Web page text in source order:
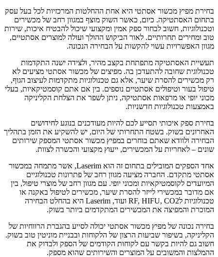
בחירת מפיץ מכשור אסתטי היא אחת ההחלטות המרכזיות לכל בעל עסק
בתחום האסתטיקה. כיום, כאשר השוק מוצף במגוון רחב של מכשירים
וטכנולוגיות, חשוב לבחור ספק אמין ומקצועי שיכול להבטיח איכות, שירות
טוב ומחירים תחרותיים. לאור הביקוש ההולך ועולה למוצרים אסתטיים,
מגוון האפשרויות עשוי להקשות על הבחירה הנכונה.
תעשיית האסתטיקה מתפתחת בקצב מהיר, ולצידה ישנה התקדמות
טכנולוגית שחובה להתעדכן בה. מפיצים של מכשור אסתטי מציעים לא
רק מכשירים להסרת שיער, אלא גם טכנולוגיות מתקדמות לעיצוב הגוף,
טיפול בעור וטיפולים אסתטיים נוספים. בין אם אתם קוסמטיקאיות, בעלי
מכוני יופי או מרפאות אסתטיקה, ניתן לשפר את הצלחת הקליניקה
באמצעות טכנולוגיות חדשניות.
בחירת ספק איכותי תסייע לכם להיות מעודכנים בנוגע לחידושים
האחרונים בשוק. בשטח התחרותי של היום, יש להשקיע את הזמן בתהליך
הבחירה ולוודא שאתם בוחרים במפיץ מכשור אסתטי המספק שירותים
שונים – לאחריות על המכשירים, ייעוץ מקצועי והכשרה לצוות.
אחד הספקים המובילים בתחום זה הוא Laserim, אשר מתמחה במכשור
אסתטי מתקדם. החברה מציעה מגוון רחב של פתרונות טכנולוגיים
המיועדים לקוסמטיקאיות ומכוני יופי. עם מגוון רחב של מוצרי טיפול, בין
אם מדובר במכשירי לייזר להסרת שיער, מכשירים לטיפול באקנה או
טכנולוגיות לRF, HIFU, CO2 ועוד, Laserim היא בהחלט הבחירה
המוכרת והמפיצה את המכשירים המתקדמים ביותר בשוק.
בחירה נכונה של מפיץ מכשור אסתטי יכולה לסייע בהגברת הרווחיות של
הקליניקה, בשיפור שביעות הרצון של הלקוחות ובבניית מוניטין טוב בשוק.
חשוב גם להיות בקשר עם לקוחות הקודמים של הספק ולבדוק את
ההמלצות והמשובים על המוצרים והשירותים שהוא מספק.